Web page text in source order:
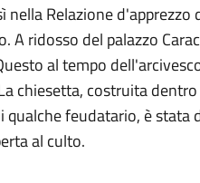
Relazione d'apprezzo
A ridosso del palazzo
al tempo
chiesetta, costruita
feudatario, è stata
al culto.